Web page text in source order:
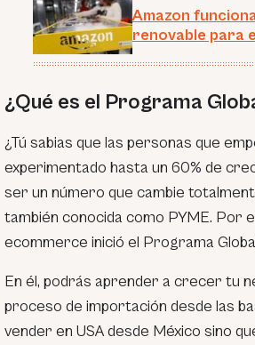
Amazon
renovable para
¿Qué es el Programa
¿Tú sabias que las personas que
experimentado hasta un 60% de
ser un número que cambie
también conocida como PYME. Por
ecommerce inició el Programa
En él, podrás aprender a crecer tu
proceso de importación desde las
vender en USA desde México sino